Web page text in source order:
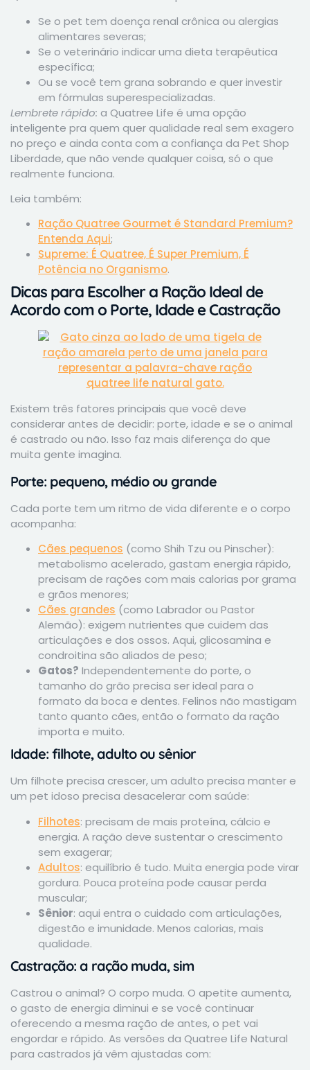
Se o pet tem doença renal crônica ou alergias
alimentares severas;
Se o veterinário indicar uma dieta terapêutica
específica;
Ou se você tem grana sobrando e quer investir
em fórmulas superespecializadas.
Lembrete rápido: a Quatree Life é uma opção
inteligente pra quem quer qualidade real sem exagero
no preço e ainda conta com a confiança da Pet Shop
Liberdade, que não vende qualquer coisa, só o que
realmente funciona.
Leia também:
Ração Quatree Gourmet é Standard Premium?
Entenda Aqui;
Supreme: É Quatree, É Super Premium, É
Potência no Organismo.
Dicas para Escolher a Ração Ideal de
Acordo com o Porte, Idade e Castração
Existem três fatores principais que você deve
considerar antes de decidir: porte, idade e se o animal
é castrado ou não. Isso faz mais diferença do que
muita gente imagina.
Porte: pequeno, médio ou grande
Cada porte tem um ritmo de vida diferente e o corpo
acompanha:
Cães pequenos (como Shih Tzu ou Pinscher):
metabolismo acelerado, gastam energia rápido,
precisam de rações com mais calorias por grama
e grãos menores;
Cães grandes (como Labrador ou Pastor
Alemão): exigem nutrientes que cuidem das
articulações e dos ossos. Aqui, glicosamina e
condroitina são aliados de peso;
Gatos? Independentemente do porte, o
tamanho do grão precisa ser ideal para o
formato da boca e dentes. Felinos não mastigam
tanto quanto cães, então o formato da ração
importa e muito.
Idade: filhote, adulto ou sênior
Um filhote precisa crescer, um adulto precisa manter e
um pet idoso precisa desacelerar com saúde:
Filhotes: precisam de mais proteína, cálcio e
energia. A ração deve sustentar o crescimento
sem exagerar;
Adultos: equilíbrio é tudo. Muita energia pode virar
gordura. Pouca proteína pode causar perda
muscular;
Sênior: aqui entra o cuidado com articulações,
digestão e imunidade. Menos calorias, mais
qualidade.
Castração: a ração muda, sim
Castrou o animal? O corpo muda. O apetite aumenta,
o gasto de energia diminui e se você continuar
oferecendo a mesma ração de antes, o pet vai
engordar e rápido. As versões da Quatree Life Natural
para castrados já vêm ajustadas com: